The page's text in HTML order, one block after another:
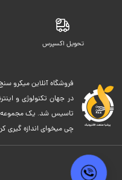
تحویل اکسپرس
فروشگاه آنلاین میکرو
در جهان تکنولوژی و
تاسیس شد. یک مجموعه
چی میخوای اندازه گیری